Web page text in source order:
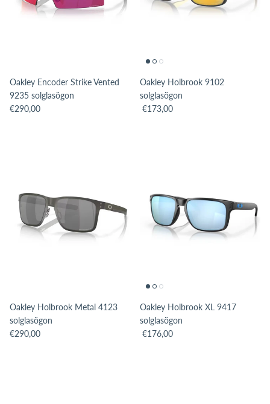
Oakley Encoder Strike Vented
9235 solglasögon
Translation missing: sv.products.product.price.regular_price
€290,00
Oakley Holbrook 9102
solglasögon
Translation missing:
€173,00
Oakley Holbrook Metal 4123
solglasögon
Translation missing: sv.products.product.price.regular_price
€290,00
Oakley Holbrook XL 9417
solglasögon
Translation missing:
€176,00